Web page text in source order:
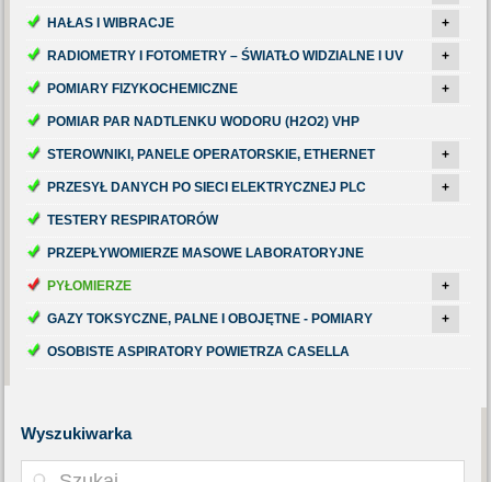
HAŁAS I WIBRACJE +
RADIOMETRY I FOTOMETRY – ŚWIATŁO WIDZIALNE I UV +
POMIARY FIZYKOCHEMICZNE +
POMIAR PAR NADTLENKU WODORU (H2O2) VHP
STEROWNIKI, PANELE OPERATORSKIE, ETHERNET +
PRZESYŁ DANYCH PO SIECI ELEKTRYCZNEJ PLC +
TESTERY RESPIRATORÓW
PRZEPŁYWOMIERZE MASOWE LABORATORYJNE
PYŁOMIERZE +
GAZY TOKSYCZNE, PALNE I OBOJĘTNE - POMIARY +
OSOBISTE ASPIRATORY POWIETRZA CASELLA
Wyszukiwarka